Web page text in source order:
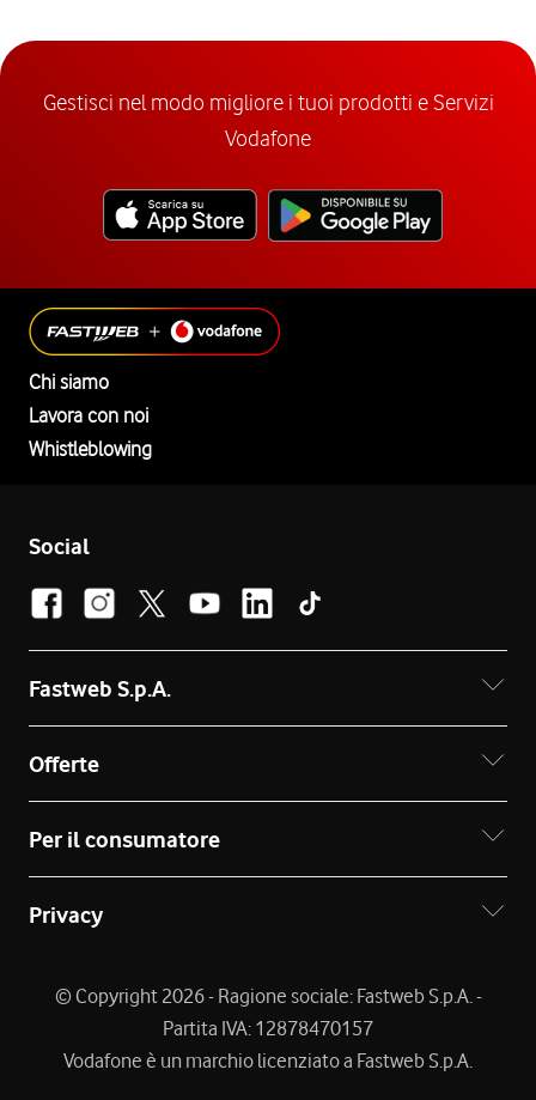
Gestisci nel modo migliore i tuoi prodotti e Servizi
Vodafone
Chi siamo
Lavora con noi
Whistleblowing
Social
Fastweb S.p.A.
Offerte
Per il consumatore
Privacy
© Copyright 2026 - Ragione sociale: Fastweb S.p.A. -
Partita IVA: 12878470157
Vodafone è un marchio licenziato a Fastweb S.p.A.